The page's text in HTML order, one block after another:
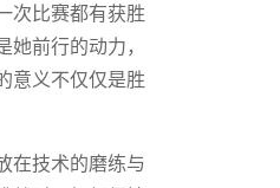
次比赛都有获胜
前行的动力，
意义不仅仅是胜
在技术的磨练与